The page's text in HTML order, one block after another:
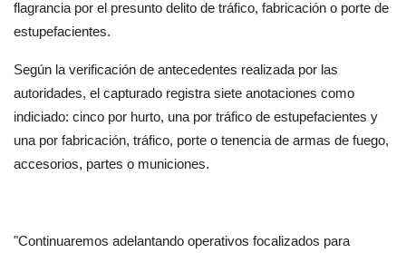
flagrancia por el presunto delito de tráfico, fabricación o porte de
estupefacientes.
Según la verificación de antecedentes realizada por las
autoridades, el capturado registra siete anotaciones como
indiciado: cinco por hurto, una por tráfico de estupefacientes y
una por fabricación, tráfico, porte o tenencia de armas de fuego,
accesorios, partes o municiones.
"Continuaremos adelantando operativos focalizados para